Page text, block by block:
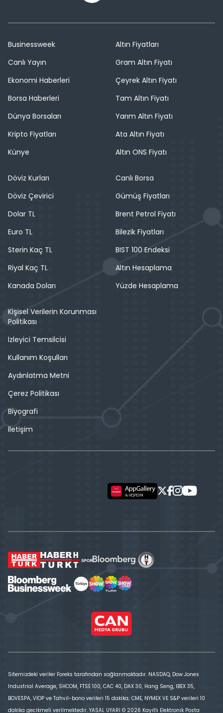
Businessweek
Canlı Yayın
Ekonomi Haberleri
Borsa Haberleri
Dünya Borsaları
Kripto Fiyatları
Künye
Altın Fiyatları
Gram Altın Fiyatı
Çeyrek Altın Fiyatı
Tam Altın Fiyatı
Yarım Altın Fiyatı
Ata Altın Fiyatı
Altın ONS Fiyatı
Döviz Kurları
Döviz Çevirici
Dolar TL
Euro TL
Sterin Kaç TL
Riyal Kaç TL
Kanada Doları
Canlı Borsa
Gümüş Fiyatları
Brent Petrol Fiyatı
Bilezik Fiyatları
BIST 100 Endeksi
Altın Hesaplama
Yüzde Hesaplama
Kişisel Verilerin Korunması
Politikası
İzleyici Temsilcisi
Kullanım Koşulları
Aydınlatma Metni
Çerez Politikası
Biyografi
İletişim
Sitemizdeki veriler Foreks tarafından sağlanmaktadır. NASDAQ, Dow Jones
Industrial Average, SHCOM, FTSE 100, CAC 40, DAX 30, Hang Seng, IBEX 35,
BOVESPA, VİOP ve Tahvil-bono verileri 15 dakika; CME, NYMEX VE S&P verileri 10
dakika gecikmeli verilmektedir. YASAL UYARI © 2026 Kayıtlı Elektronik Posta